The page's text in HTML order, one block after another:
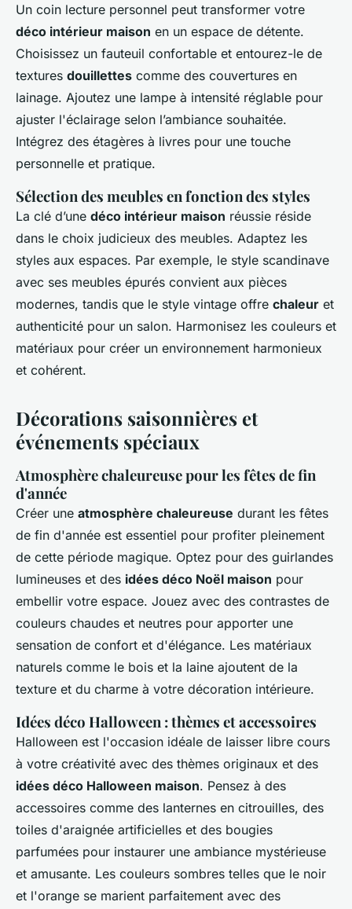
Un coin lecture personnel peut transformer votre
déco intérieur maison en un espace de détente.
Choisissez un fauteuil confortable et entourez-le de
textures douillettes comme des couvertures en
lainage. Ajoutez une lampe à intensité réglable pour
ajuster l'éclairage selon l’ambiance souhaitée.
Intégrez des étagères à livres pour une touche
personnelle et pratique.
Sélection des meubles en fonction des styles
La clé d’une déco intérieur maison réussie réside
dans le choix judicieux des meubles. Adaptez les
styles aux espaces. Par exemple, le style scandinave
avec ses meubles épurés convient aux pièces
modernes, tandis que le style vintage offre chaleur et
authenticité pour un salon. Harmonisez les couleurs et
matériaux pour créer un environnement harmonieux
et cohérent.
Décorations saisonnières et
événements spéciaux
Atmosphère chaleureuse pour les fêtes de fin
d'année
Créer une atmosphère chaleureuse durant les fêtes
de fin d'année est essentiel pour profiter pleinement
de cette période magique. Optez pour des guirlandes
lumineuses et des idées déco Noël maison pour
embellir votre espace. Jouez avec des contrastes de
couleurs chaudes et neutres pour apporter une
sensation de confort et d'élégance. Les matériaux
naturels comme le bois et la laine ajoutent de la
texture et du charme à votre décoration intérieure.
Idées déco Halloween : thèmes et accessoires
Halloween est l'occasion idéale de laisser libre cours
à votre créativité avec des thèmes originaux et des
idées déco Halloween maison. Pensez à des
accessoires comme des lanternes en citrouilles, des
toiles d'araignée artificielles et des bougies
parfumées pour instaurer une ambiance mystérieuse
et amusante. Les couleurs sombres telles que le noir
et l'orange se marient parfaitement avec des